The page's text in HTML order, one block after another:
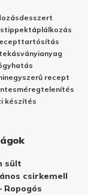
desszert
tippektáplálkozás
tartósítás
ásványianyag
egyszerű recept
méregtelenítés
készítés
sült
csirkemell
Ropogós